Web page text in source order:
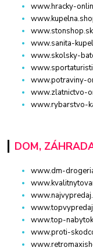
www.hracky-
www.stonshop.sk
www.sanita-
www.skolsky-
www.potraviny-
www.zlatnictvo-
www.rybarstvo-
DOM,
www.dm-
www.top-
www.proti-